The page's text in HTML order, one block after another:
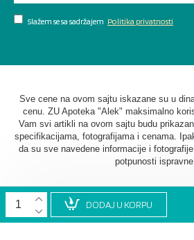
DODAJ U KORPU
Slažem se sa sadržajem Politika privatnosti
Sve cene na ovom sajtu iskazane su u
cenu. ZU Apoteka "Alek" maksimalno
Vam svi artikli na ovom sajtu budu
specifikacijama, fotografijama i cenama.
da su sve navedene informacije i
potpunosti
2026. AU Apoteka "Alek". Sva